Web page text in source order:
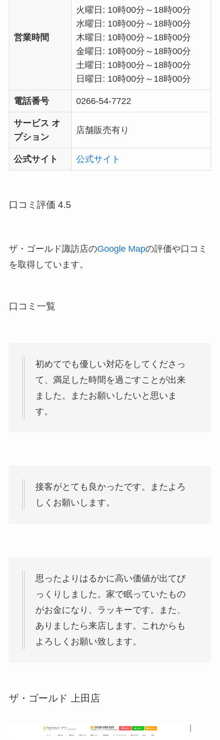
営業時間
火曜日: 10時00分～18時00分
水曜日: 10時00分～18時00分
木曜日: 10時00分～18時00分
金曜日: 10時00分～18時00分
土曜日: 10時00分～18時00分
日曜日: 10時00分～18時00分
電話番号 0266-54-7722
サービス オ
プション
店舗販売有り
公式サイト 公式サイト
口コミ評価 4.5
ザ・ゴールド諏訪店のGoogle Mapの評価や口コミ
を取得しています。
口コミ一覧
初めてでも優しい対応をしてくださっ
て、満足した時間を過ごすことが出来
ました。またお願いしたいと思いま
す。
接客がとても良かったです。またよろ
しくお願いします。
思ったよりはるかに高い価値が出てび
っくりしました。家で眠っていたもの
がお金になり、ラッキーです。また、
ありましたら来店します。これからも
よろしくお願い致します。
ザ・ゴールド 上田店